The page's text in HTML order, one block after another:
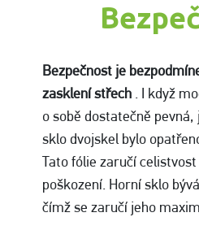
Bezpečnost je
zasklení střech . I když
o sobě dostatečně
sklo dvojskel bylo
Tato fólie zaručí
poškození. Horní sklo
čímž se zaručí jeho